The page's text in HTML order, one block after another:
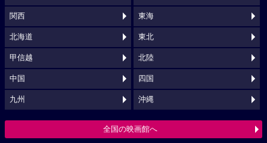
関西 東海
北海道 東北
甲信越 北陸
中国 四国
九州 沖縄
全国の映画館へ